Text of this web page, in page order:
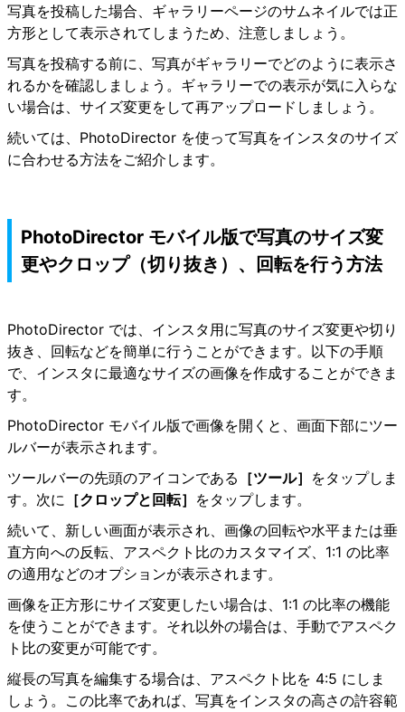
写真を投稿した場合、ギャラリーページのサムネイルでは正
方形として表示されてしまうため、注意しましょう。
写真を投稿する前に、写真がギャラリーでどのように表示さ
れるかを確認しましょう。ギャラリーでの表示が気に入らな
い場合は、サイズ変更をして再アップロードしましょう。
続いては、PhotoDirector を使って写真をインスタのサイズ
に合わせる方法をご紹介します。
PhotoDirector モバイル版で写真のサイズ変
更やクロップ（切り抜き）、回転を行う方法
PhotoDirector では、インスタ用に写真のサイズ変更や切り
抜き、回転などを簡単に行うことができます。以下の手順
で、インスタに最適なサイズの画像を作成することができま
す。
PhotoDirector モバイル版で画像を開くと、画面下部にツー
ルバーが表示されます。
ツールバーの先頭のアイコンである ［ツール］ をタップしま
す。次に ［クロップと回転］ をタップします。
続いて、新しい画面が表示され、画像の回転や水平または垂
直方向への反転、アスペクト比のカスタマイズ、1:1 の比率
の適用などのオプションが表示されます。
画像を正方形にサイズ変更したい場合は、1:1 の比率の機能
を使うことができます。それ以外の場合は、手動でアスペク
ト比の変更が可能です。
縦長の写真を編集する場合は、アスペクト比を 4:5 にしま
しょう。この比率であれば、写真をインスタの高さの許容範